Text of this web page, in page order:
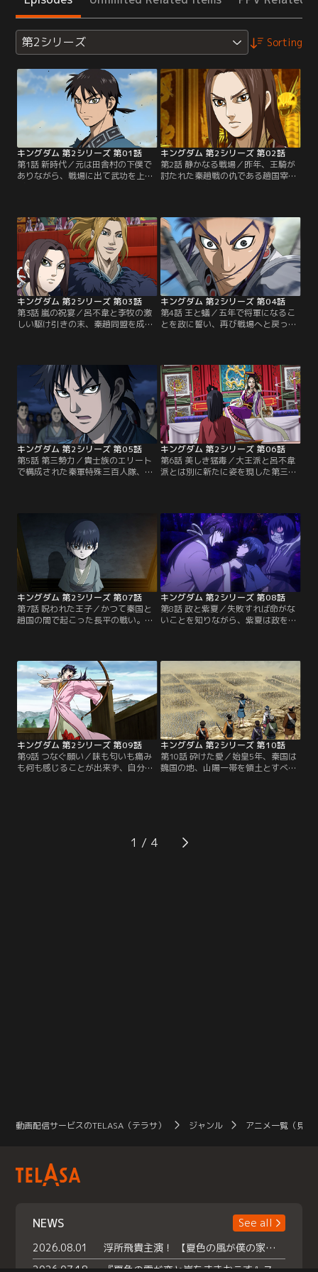
第2シリーズ Sorting
キングダム 第2シリーズ 第01話
第1話 新時代／元は田舎村の下僕で
ありながら、戦場に出て武功を上
熾烈な戦を戦い抜いてきた彼らは数
多の勝利を積み重ね、その存在は敵
にも味方にも知られるようになって
いた。一方、王宮内では秦国の若き
王、エイ政と国の実権を握る丞相、
呂不韋の権力争いが激化。【提供：
バンダイチャンネル】
キングダム 第2シリーズ 第02話
第2話 静かなる戦場／昨年、王騎が
討たれた秦趙戦の仇である趙国宰
令の昌平君より王宮に呼び寄せられ
た信と羌カイは衛兵へと姿を変え、
会見へと紛れ込む。緊迫した雰囲気
の中、固唾を呑んで見守る一同とは
裏腹に和やかに会話をすすめる呂不
韋と李牧。【提供：バンダイチャン
ネル】
キングダム 第2シリーズ 第03話
第3話 嵐の祝宴／呂不韋と李牧の激
しい駆け引きの末、秦趙同盟を成し
を奪われる程華やかな光景が広がる
が、それとは裏腹に秦趙両国の間に
は張り詰めた空気が漂っていた。そ
んな雰囲気をよそに意気揚々と宴会
の席につく信だったが、その向かい
には仇敵である李牧の姿が。【提
供：バンダイチャンネル】
キングダム 第2シリーズ 第04話
第4話 王と蟻／五年で将軍になるこ
とを政に誓い、再び戦場へと戻った
る信。そんな中、信たちのいる前線
地帯で秦国軍を押し返すべく魏国軍
が集結し、思わぬ大軍と化してい
た。この好機に、飛信隊は敵将を討
つべく単独で敵本陣を急襲する。
【提供：バンダイチャンネル】
キングダム 第2シリーズ 第05話
第5話 第三勢力／貴士族のエリート
で構成された秦軍特殊三百人隊、玉
し、力の差を見せつけた。その夜、
悔しさに吠える飛信隊は、玉鳳隊を
出し抜くべく自分たちにしか出来な
い過酷な作戦を実行することを決意
する。【提供：バンダイチャンネ
キングダム 第2シリーズ 第06話
第6話 美しき猛毒／大王派と呂不韋
派とは別に新たに姿を現した第三勢
は興味を示さず静観していた。しか
し、その後宮から大王派である肆氏
の元に突如書簡が届けられる。後宮
勢力を取り込めば陣営強化に繋がる
が…。【提供：バンダイチャンネ
ル】
キングダム 第2シリーズ 第07話
第7話 呪われた王子／かつて秦国と
趙国の間で起こった長平の戦い。こ
恨みは趙国に残された秦国の王子、
エイ政に向けられ、彼は幼い頃から
侮蔑と虐待の日々を暮していた。
【提供：バンダイチャンネル】
キングダム 第2シリーズ 第08話
第8話 政と紫夏／失敗すれば命がな
いことを知りながら、紫夏は政を秦
関門を通過するが、その一方で、政
は虚ろな目のまま何かに怯えるかの
ように夢にうなされ続ける。その様
子を見た紫夏は政の身に異変が起こ
っていることを感じ取るがどうする
こともできずにいた。【提供：バン
ダイチャンネル】
キングダム 第2シリーズ 第09話
第9話 つなぐ願い／味も匂いも痛み
も何も感じることが出来ず、自分は
最後の関門を抜けた一同は秦国への
道を急ぐが、ついに趙国の騎馬隊に
キングダム 第2シリーズ 第10話
第10話 砕けた愛／始皇5年、秦国は
魏国の地、山陽一帯を領土とすべ
宮の権を握る実力者たちが政の元へ
と来訪し、これで助力を得られる
1
動画配信サービスのTELASA（テラサ） ジャンル アニメ一覧（見放
NEWS
See all
2026.08.01
浮所飛貴主演！ 【夏色の風が僕の家にやってきた】 本日よりテラサで独占配信スタート！